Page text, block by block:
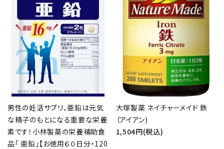
男性の妊活サプリ，亜鉛は元気
な精子のもとになる重要な栄養
素です！小林製薬の栄養補助食
品「 亜鉛」【お徳用６０日分・120
大塚製薬 ネイチャーメイド 鉄
（アイアン)
1,504円(税込)